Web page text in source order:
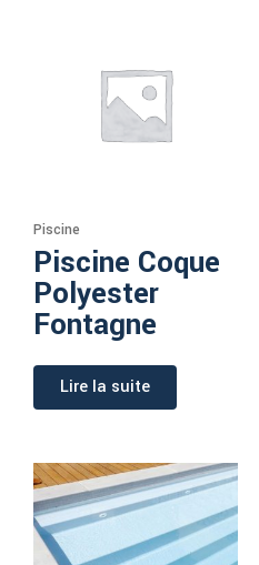
Piscine
Piscine Coque
Polyester
Fontagne
Lire la suite